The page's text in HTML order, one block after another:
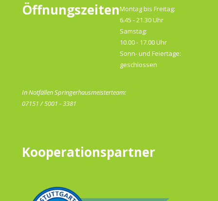
ÖffnungszeitenMontag bis Freitag:
6.45 - 21.30 Uhr
Samstag:
10.00 - 17.00 Uhr
Sonn- und Feiertage:
geschlossen
In Notfällen Springerhausmeisterteam:
07151 / 5001 - 3381
Kooperationspartner